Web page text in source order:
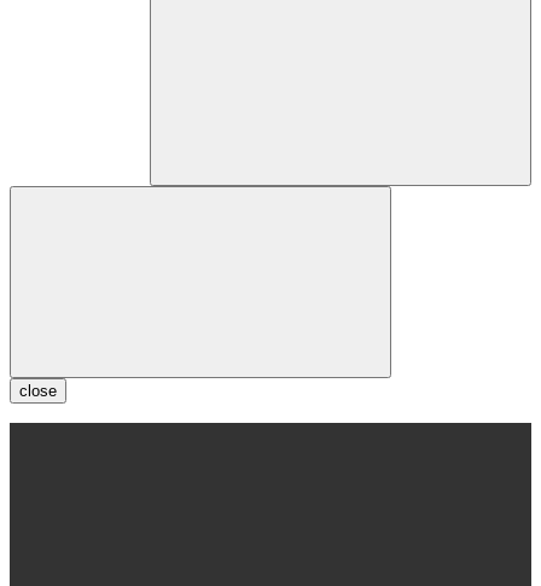
close